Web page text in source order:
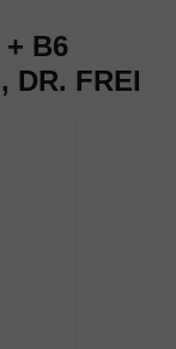
B6
DR. FREI